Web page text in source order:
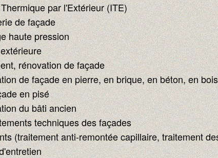
par l'Extérieur (ITE)
de façade
haute pression
rénovation de façade
de façade en pierre, en brique, en béton, en
en pisé
du bâti ancien
techniques des façades
(traitement anti-remontée capillaire, traitement